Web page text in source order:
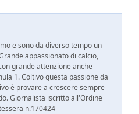
e sono da diverso tempo un
appassionato di calcio,
grande attenzione anche
1. Coltivo questa passione da
è provare a crescere sempre
Giornalista iscritto all'Ordine
n.170424